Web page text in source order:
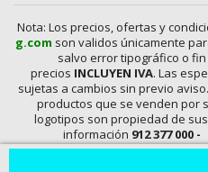
Nota: Los precios, ofertas y
g.com son validos únicamente
salvo error tipográfico o
precios INCLUYEN IVA. Las
sujetas a cambios sin previo
productos que se venden por
logotipos son propiedad de
información 912 377 000 -